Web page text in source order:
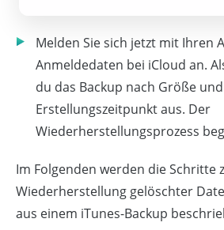
Melden Sie sich jetzt mit Ihren
Anmeldedaten bei iCloud an.
du das Backup nach Größe und
Erstellungszeitpunkt aus. Der
Wiederherstellungsprozess
Im Folgenden werden die Schritte
Wiederherstellung gelöschter
aus einem iTunes-Backup